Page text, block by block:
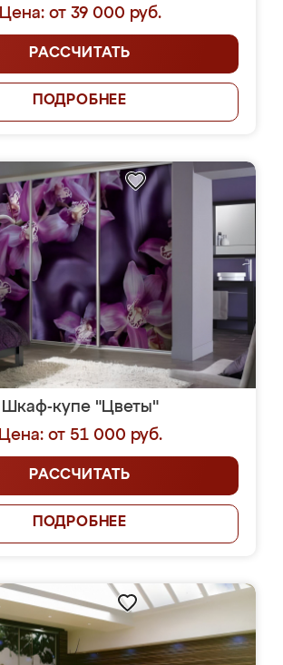
Цена: от 39 000 руб.
РАССЧИТАТЬ
ПОДРОБНЕЕ
Шкаф-купе "Цветы"
Цена: от 51 000 руб.
РАССЧИТАТЬ
ПОДРОБНЕЕ